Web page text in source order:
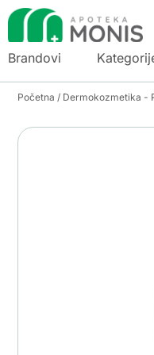
Brandovi
Početna / Dermokozmetika -